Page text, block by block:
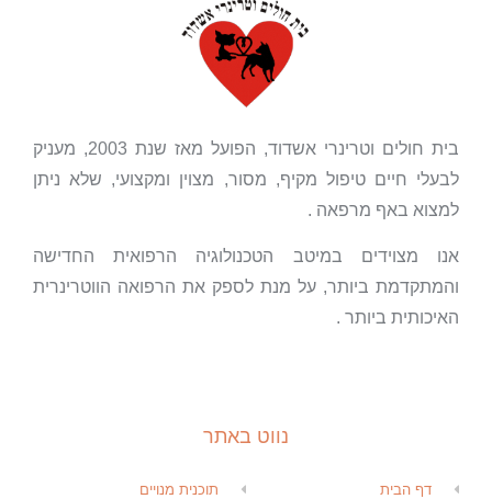
בית חולים וטרינרי אשדוד, הפועל מאז שנת 2003, מעניק
לבעלי חיים טיפול מקיף, מסור, מצוין ומקצועי, שלא ניתן
למצוא באף מרפאה .
אנו מצוידים במיטב הטכנולוגיה הרפואית החדישה
והמתקדמת ביותר, על מנת לספק את הרפואה הווטרינרית
האיכותית ביותר .
נווט באתר
דף הבית
תוכנית מנויים